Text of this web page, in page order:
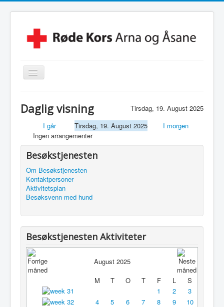
Skjul/Vis
navigasjon
Lokalforening
Leksehjelpen
Beredskapsvakt
Besøkstjenesten
Kontakt Oss
Linker
Utleie
Logg inn / ut
Daglig visning
Tirsdag, 19. August 2025
I går
Tirsdag, 19. August 2025
I morgen
Ingen arrangementer
Besøkstjenesten
Om Besøkstjenesten
Kontaktpersoner
Aktivitetsplan
Besøksvenn med hund
Besøkstjenesten Aktiviteter
August 2025
M
T O T F L
S
1
2
3
4
5 6 7 8 9
10